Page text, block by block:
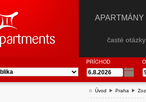
časté
PRÍCHOD
Úvod Praha